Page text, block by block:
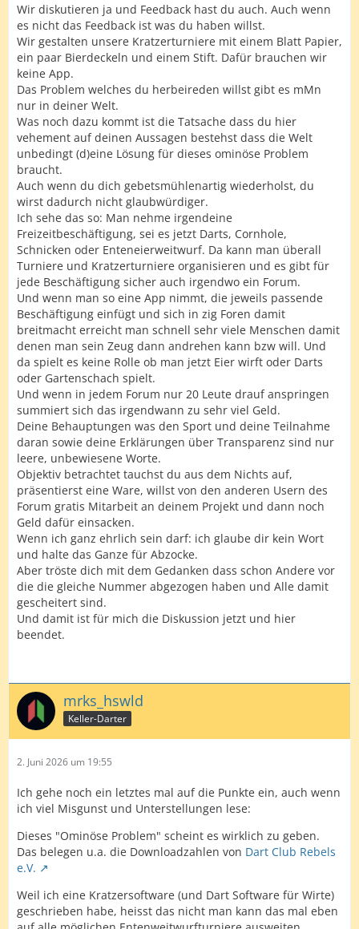
Wir diskutieren ja und Feedback hast du auch. Auch wenn
es nicht das Feedback ist was du haben willst.
Wir gestalten unsere Kratzerturniere mit einem Blatt Papier,
ein paar Bierdeckeln und einem Stift. Dafür brauchen wir
keine App.
Das Problem welches du herbeireden willst gibt es mMn
nur in deiner Welt.
Was noch dazu kommt ist die Tatsache dass du hier
vehement auf deinen Aussagen bestehst dass die Welt
unbedingt (d)eine Lösung für dieses ominöse Problem
braucht.
Auch wenn du dich gebetsmühlenartig wiederholst, du
wirst dadurch nicht glaubwürdiger.
Ich sehe das so: Man nehme irgendeine
Freizeitbeschäftigung, sei es jetzt Darts, Cornhole,
Schnicken oder Enteneierweitwurf. Da kann man überall
Turniere und Kratzerturniere organisieren und es gibt für
jede Beschäftigung sicher auch irgendwo ein Forum.
Und wenn man so eine App nimmt, die jeweils passende
Beschäftigung einfügt und sich in zig Foren damit
breitmacht erreicht man schnell sehr viele Menschen damit
denen man sein Zeug dann andrehen kann bzw will. Und
da spielt es keine Rolle ob man jetzt Eier wirft oder Darts
oder Gartenschach spielt.
Und wenn in jedem Forum nur 20 Leute drauf anspringen
summiert sich das irgendwann zu sehr viel Geld.
Deine Behauptungen was den Sport und deine Teilnahme
daran sowie deine Erklärungen über Transparenz sind nur
leere, unbewiesene Worte.
Objektiv betrachtet tauchst du aus dem Nichts auf,
präsentierst eine Ware, willst von den anderen Usern des
Forum gratis Mitarbeit an deinem Projekt und dann noch
Geld dafür einsacken.
Wenn ich ganz ehrlich sein darf: ich glaube dir kein Wort
und halte das Ganze für Abzocke.
Aber tröste dich mit dem Gedanken dass schon Andere vor
die die gleiche Nummer abgezogen haben und Alle damit
gescheitert sind.
Und damit ist für mich die Diskussion jetzt und hier
beendet.
mrks_hswld
Keller-Darter
2. Juni 2026 um 19:55
Ich gehe noch ein letztes mal auf die Punkte ein, auch wenn
ich viel Misgunst und Unterstellungen lese:
Dieses "Ominöse Problem" scheint es wirklich zu geben.
Das belegen u.a. die Downloadzahlen von Dart Club Rebels
e.V.
Weil ich eine Kratzersoftware (und Dart Software für Wirte)
geschrieben habe, heisst das nicht man kann das mal eben